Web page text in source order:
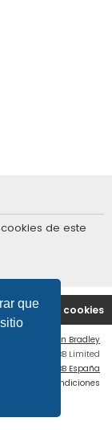
que
de este
Borrar cookies
Ian Bradley
© phpBB Limited
por
phpBB España
Condiciones